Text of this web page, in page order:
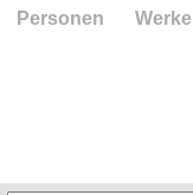
Personen Werke